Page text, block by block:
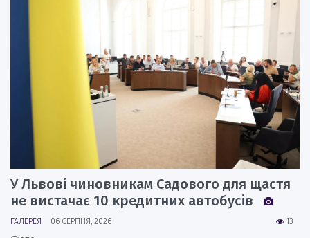
У Львові чиновникам Садового для щастя
не вистачає 10 кредитних автобусів
13
ГАЛЕРЕЯ 06 СЕРПНЯ, 2026